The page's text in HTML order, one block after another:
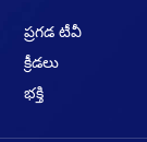
ప్రగడ టీవీ
క్రీడలు
భక్తి